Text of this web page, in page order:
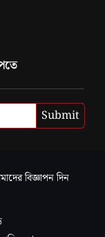
Submit
বিজ্ঞাপন দিন